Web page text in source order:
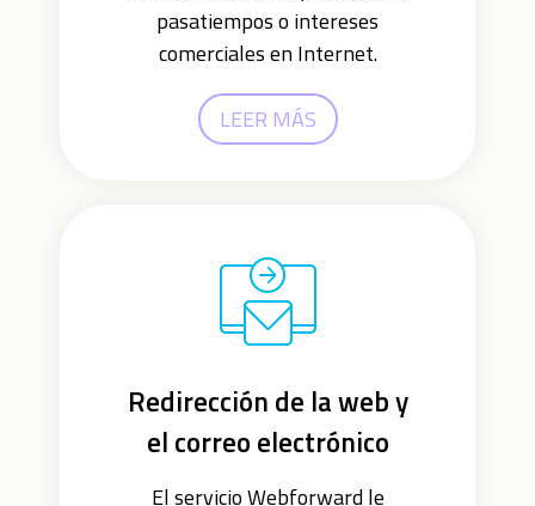
pasatiempos o intereses
comerciales en Internet.
LEER MÁS
Redirección de la web y
el correo electrónico
El servicio Webforward le